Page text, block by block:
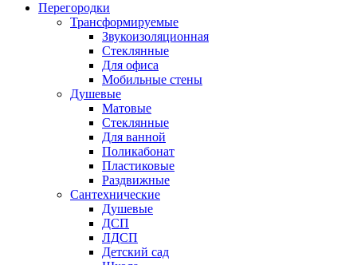
Перегородки
Трансформируемые
Звукоизоляционная
Стеклянные
Для офиса
Мобильные стены
Душевые
Матовые
Стеклянные
Для ванной
Поликабонат
Пластиковые
Раздвижные
Сантехнические
Душевые
ДСП
ЛДСП
Детский сад